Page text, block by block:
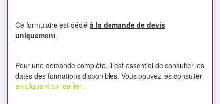
Ce formulaire est dédié à la demande de devis
uniquement.
Pour une demande complète, il est essentiel de consulter les
dates des formations disponibles. Vous pouvez les consulter
en cliquant sur ce lien.